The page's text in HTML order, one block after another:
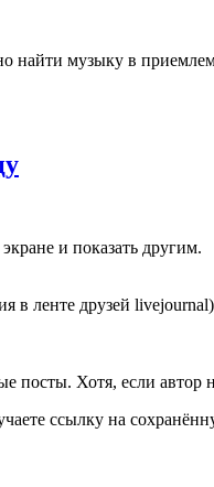
найти музыку в
и показать другим.
в ленте друзей
посты. Хотя, если
ссылку на